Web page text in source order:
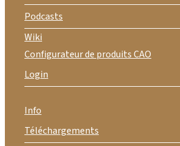
Podcasts
Wiki
Configurateur de produits CAO
Login
Info
Téléchargements